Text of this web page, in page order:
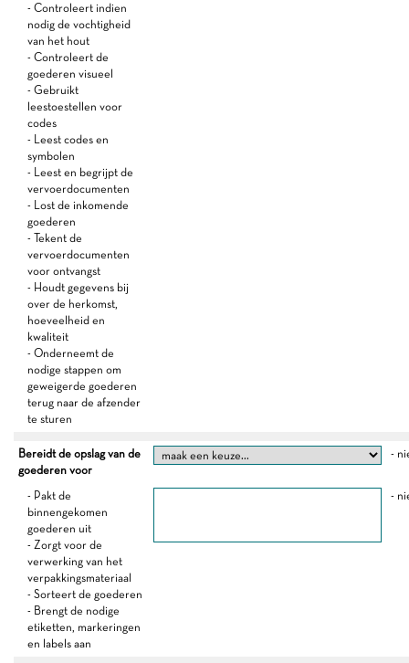
- Controleert indien
nodig de vochtigheid
van het hout
- Controleert de
goederen visueel
- Gebruikt
leestoestellen voor
codes
- Leest codes en
symbolen
- Leest en begrijpt de
vervoerdocumenten
- Lost de inkomende
goederen
- Tekent de
vervoerdocumenten
voor ontvangst
- Houdt gegevens bij
over de herkomst,
hoeveelheid en
kwaliteit
- Onderneemt de
nodige stappen om
geweigerde goederen
terug naar de afzender
te sturen
Bereidt de opslag van de
goederen voor
-
- Pakt de
binnengekomen
goederen uit
- Zorgt voor de
verwerking van het
verpakkingsmateriaal
- Sorteert de goederen
- Brengt de nodige
etiketten, markeringen
en labels aan
-